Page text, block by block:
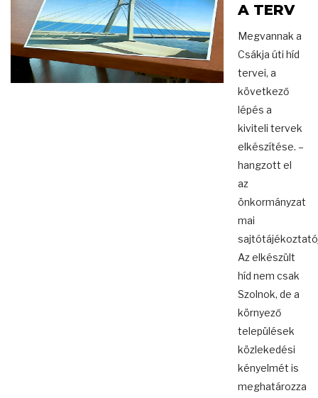
A TERV
Megvannak a
Csákja úti híd
tervei, a
következő
lépés a
kiviteli tervek
elkészítése. –
hangzott el
az
önkormányzat
mai
Az elkészült
híd nem csak
Szolnok, de a
környező
települések
közlekedési
kényelmét is
meghatározza